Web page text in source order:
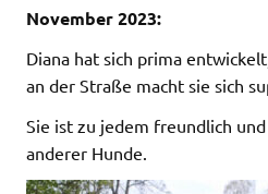
November 2023:
Diana hat sich prima
an der Straße macht sie sich
Sie ist zu jedem freundlich
anderer Hunde.